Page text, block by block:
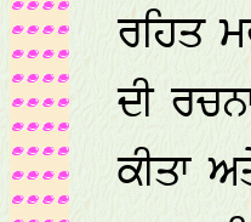
ਰਹਿਤ
ਦੀ
ਕੀਤਾ